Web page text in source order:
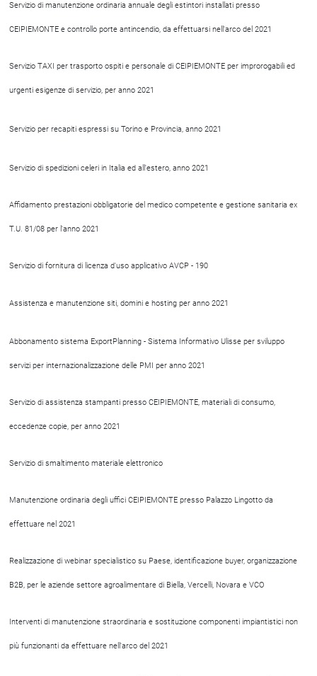
Servizio di manutenzione ordinaria annuale degli estintori installati presso
CEIPIEMONTE e controllo porte antincendio, da effettuarsi nell'arco del 2021
Servizio TAXI per trasporto ospiti e personale di CEIPIEMONTE per improrogabili ed
urgenti esigenze di servizio, per anno 2021
Servizio per recapiti espressi su Torino e Provincia, anno 2021
Servizio di spedizioni celeri in Italia ed all'estero, anno 2021
Affidamento prestazioni obbligatorie del medico competente e gestione sanitaria ex
T.U. 81/08 per l'anno 2021
Servizio di fornitura di licenza d'uso applicativo AVCP - 190
Assistenza e manutenzione siti, domini e hosting per anno 2021
Abbonamento sistema ExportPlanning - Sistema Informativo Ulisse per sviluppo
servizi per internazionalizzazione delle PMI per anno 2021
Servizio di assistenza stampanti presso CEIPIEMONTE, materiali di consumo,
eccedenze copie, per anno 2021
Servizio di smaltimento materiale elettronico
Manutenzione ordinaria degli uffici CEIPIEMONTE presso Palazzo Lingotto da
effettuare nel 2021
Realizzazione di webinar specialistico su Paese, identificazione buyer, organizzazione
B2B, per le aziende settore agroalimentare di Biella, Vercelli, Novara e VCO
Interventi di manutenzione straordinaria e sostituzione componenti impiantistici non
più funzionanti da effettuare nell'arco del 2021